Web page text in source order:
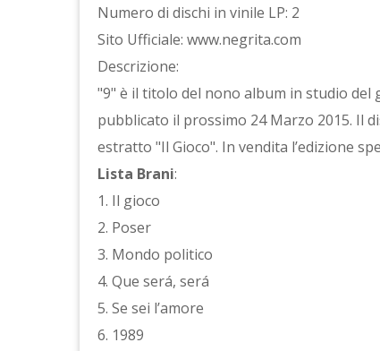
Numero di dischi in vinile LP: 2
Sito Ufficiale: www.negrita.com
Descrizione:
"9" è il titolo del nono album in studio del
pubblicato il prossimo 24 Marzo 2015. Il
estratto "Il Gioco". In vendita l’edizione
Lista Brani:
1. Il gioco
2. Poser
3. Mondo politico
4. Que será, será
5. Se sei l’amore
6. 1989